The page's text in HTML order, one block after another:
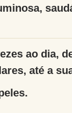
ao dia,
até a